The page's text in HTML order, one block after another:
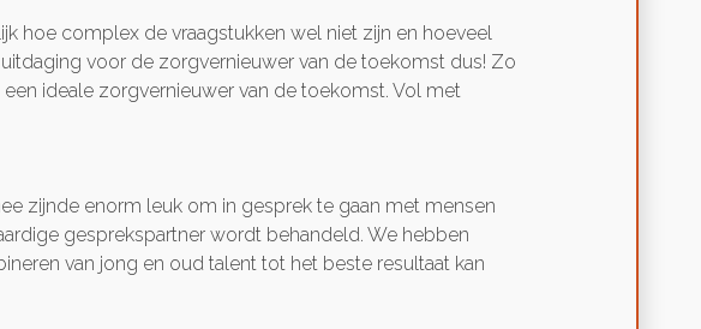
hoe complex de vraagstukken wel niet zijn en hoeveel
voor de zorgvernieuwer van de toekomst dus! Zo
ideale zorgvernieuwer van de toekomst. Vol met
zijnde enorm leuk om in gesprek te gaan met mensen
gesprekspartner wordt behandeld. We hebben
van jong en oud talent tot het beste resultaat kan